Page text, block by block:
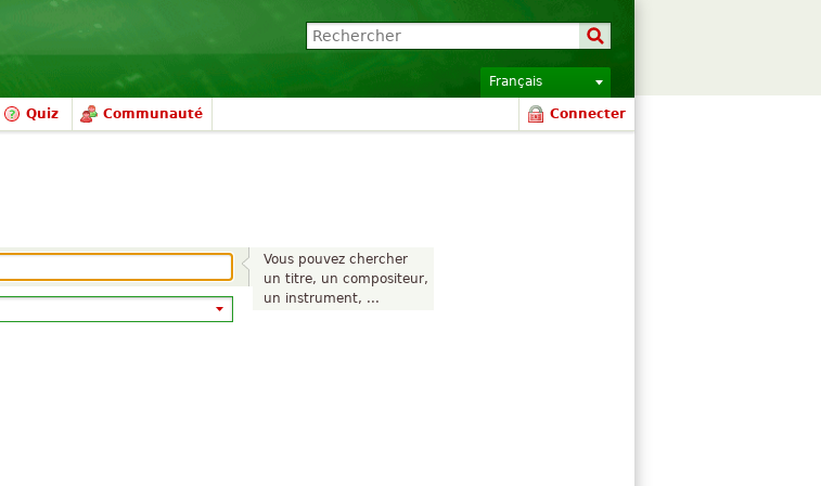
Français
Quiz Communauté Connecter
Vous pouvez chercher
un titre, un compositeur,
un instrument, ...